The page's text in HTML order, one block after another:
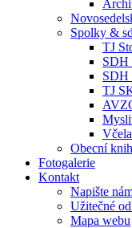
Spolky &
TJ
SDH
SDH
TJ
Obecní
Fotogalerie
Kontakt
Napište
Užitečné
Mapa webu